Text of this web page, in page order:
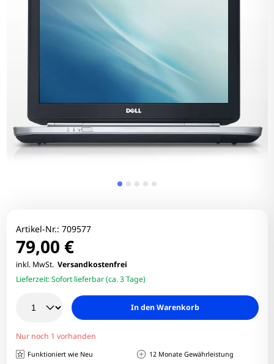
Artikel-Nr.: 709577
79,00 €
inkl. MwSt. Versandkostenfrei
Lieferzeit:Sofort lieferbar (ca. 3 Tage)
In den Warenkorb
Nur noch 1 vorhanden
Funktioniert wie Neu
12 Monate Gewährleistung